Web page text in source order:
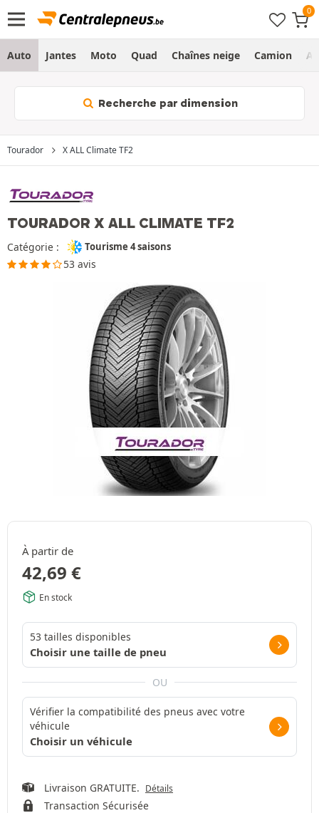
Auto Jantes Moto Quad Chaînes neige Camion
Recherche par dimension
Tourador X ALL Climate TF2
TOURADOR X ALL CLIMATE TF2
Catégorie : Tourisme 4 saisons
53 avis
À partir de
42,69 €
En stock
53 tailles disponibles
Choisir une taille de pneu
OU
Vérifier la compatibilité des pneus avec votre
véhicule
Choisir un véhicule
Livraison GRATUITE. Détails
Transaction Sécurisée